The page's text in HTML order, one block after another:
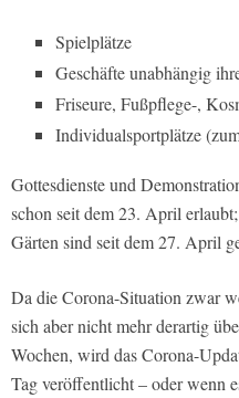
Spielplätze
Geschäfte unabhängig
Friseure, Fußpflege-,
Individualsportplätze
Gottesdienste und
schon seit dem 23. April
Gärten sind seit dem 27. April
Da die Corona-Situation zwar
sich aber nicht mehr derartig
Wochen, wird das Corona-
Tag veröffentlicht – oder wenn